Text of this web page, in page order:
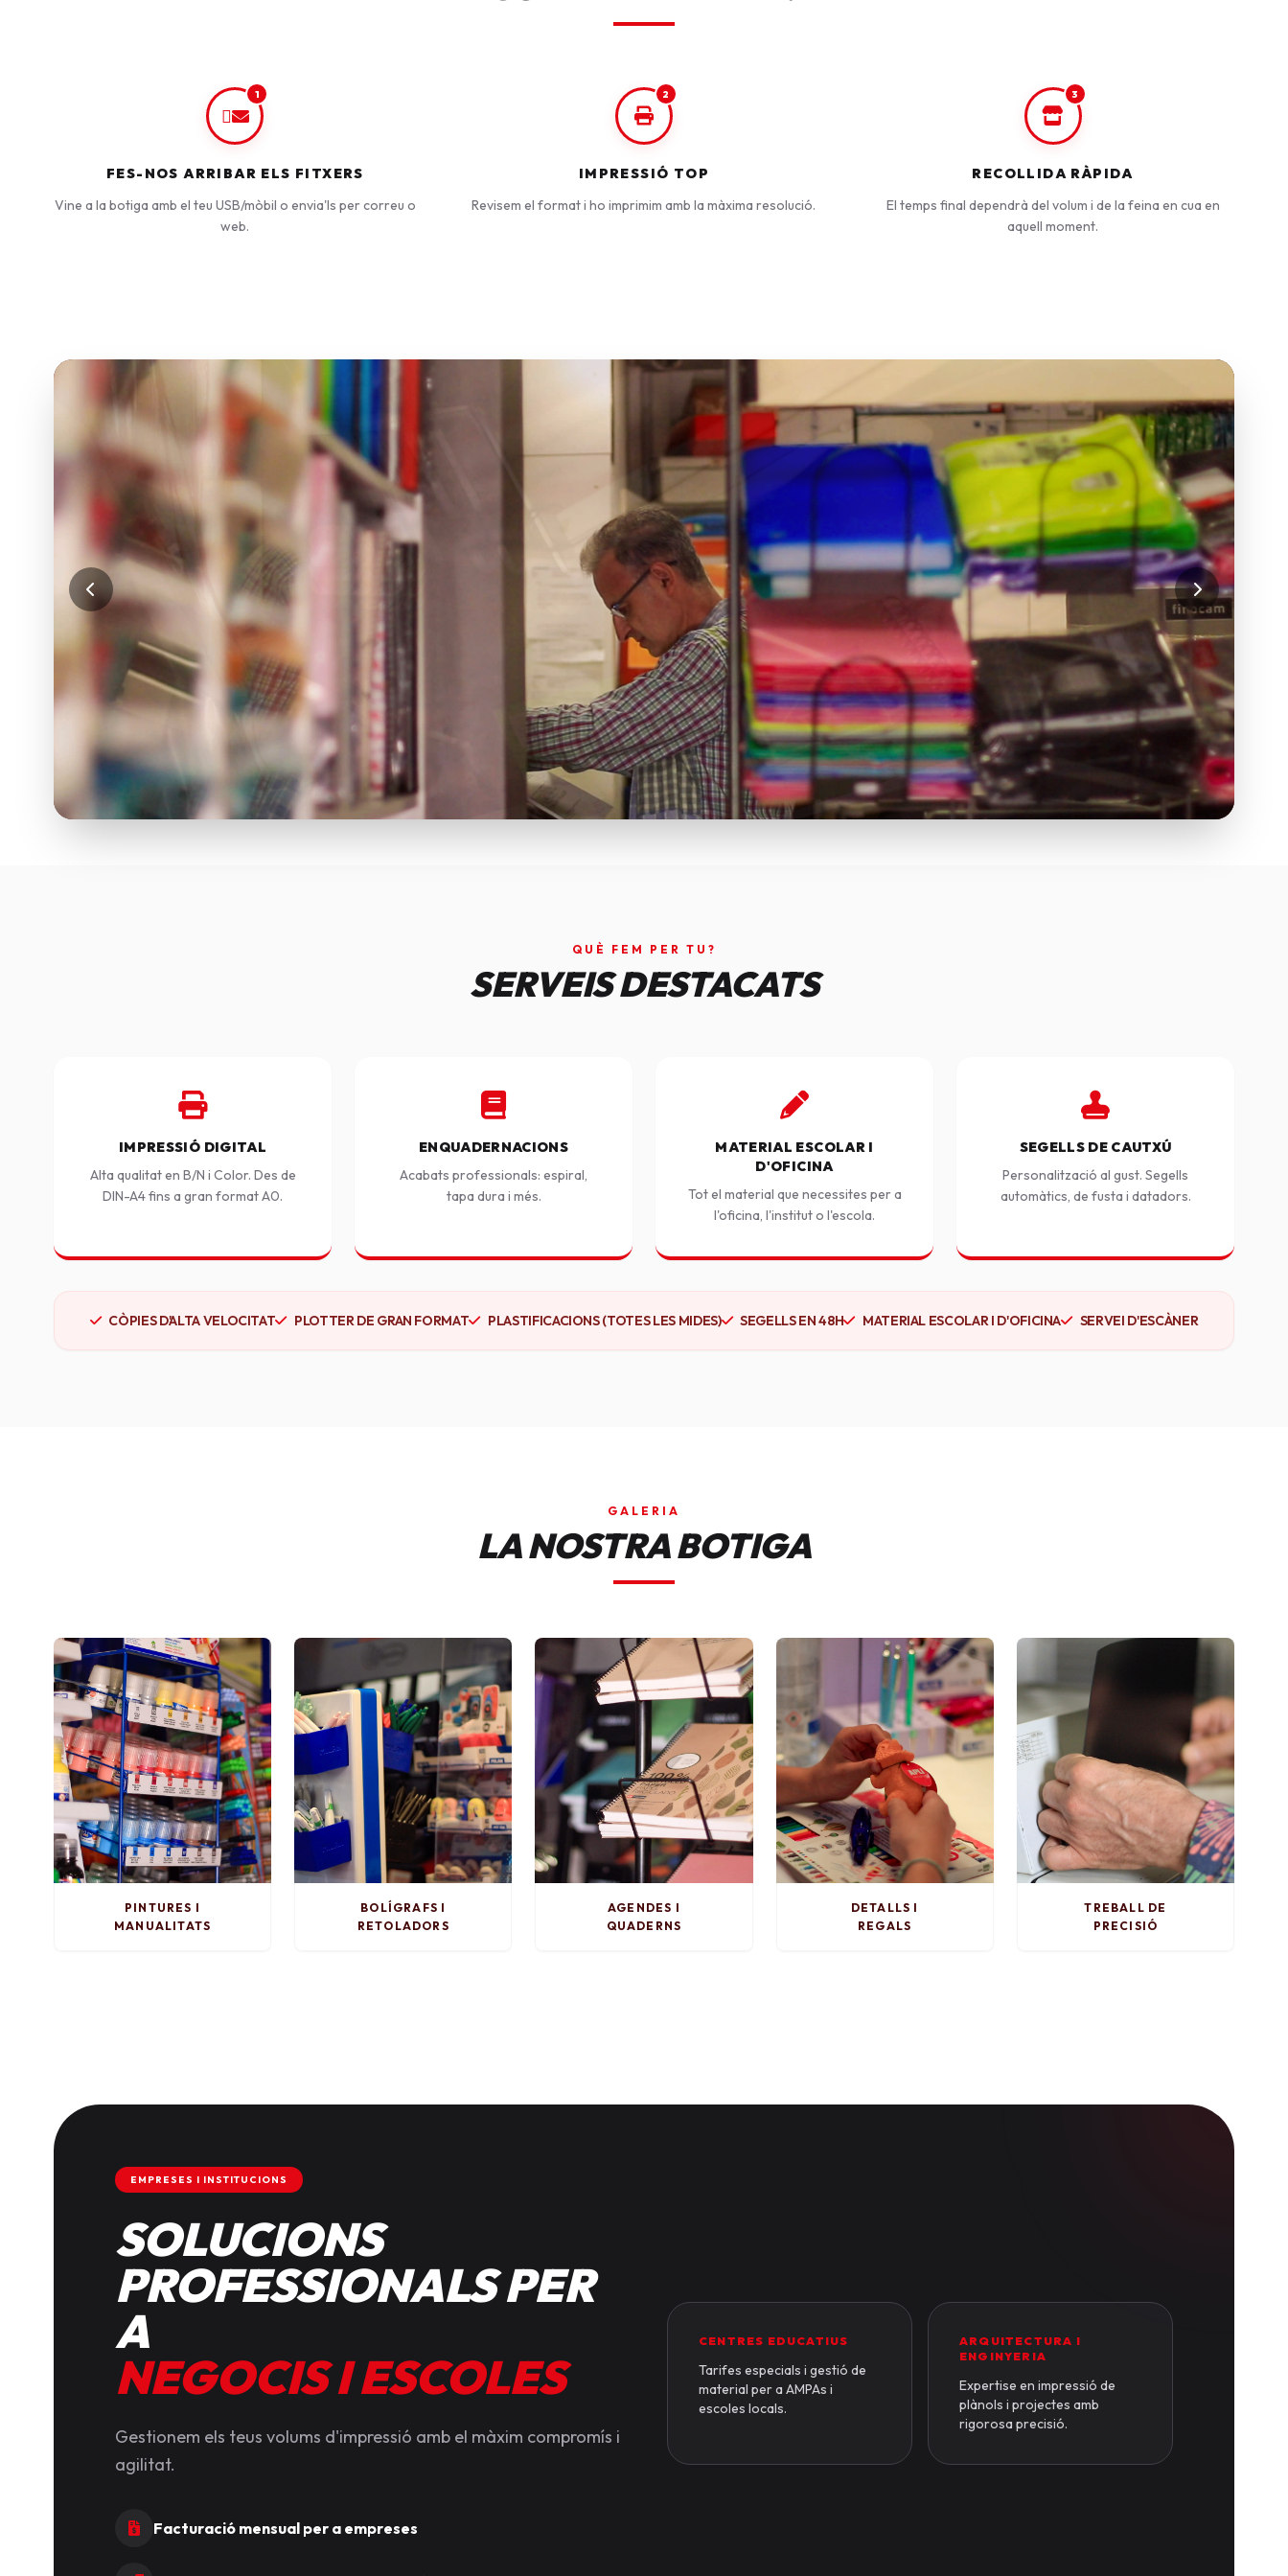
1
FES-NOS ARRIBAR ELS FITXERS
Vine a la botiga amb el teu USB/mòbil o envia'ls per correu o
web.
2
IMPRESSIÓ TOP
Revisem el format i ho imprimim amb la màxima resolució.
3
RECOLLIDA RÀPIDA
El temps final dependrà del volum i de la feina en cua en
aquell moment.
QUÈ FEM PER TU?
SERVEIS DESTACATS
IMPRESSIÓ DIGITAL
Alta qualitat en B/N i Color. Des de
DIN-A4 fins a gran format A0.
ENQUADERNACIONS
Acabats professionals: espiral,
tapa dura i més.
MATERIAL ESCOLAR I
D'OFICINA
Tot el material que necessites per a
l'oficina, l'institut o l'escola.
SEGELLS DE CAUTXÚ
Personalització al gust. Segells
automàtics, de fusta i datadors.
CÒPIES D'ALTA VELOCITAT PLOTTER DE GRAN FORMAT PLASTIFICACIONS (TOTES LES MIDES) SEGELLS EN 48H MATERIAL ESCOLAR I D'OFICINA SERVEI D'ESCÀNER
GALERIA
LA NOSTRA BOTIGA
PINTURES I
MANUALITATS
BOLÍGRAFS I
RETOLADORS
AGENDES I
QUADERNS
DETALLS I
REGALS
TREBALL DE
PRECISIÓ
EMPRESES I INSTITUCIONS
SOLUCIONS
PROFESSIONALS PER
A
NEGOCIS I ESCOLES
Gestionem els teus volums d'impressió amb el màxim compromís i
agilitat.
Facturació mensual per a empreses
CENTRES EDUCATIUS
Tarifes especials i gestió de
material per a AMPAs i
escoles locals.
ARQUITECTURA I
ENGINYERIA
Expertise en impressió de
plànols i projectes amb
rigorosa precisió.